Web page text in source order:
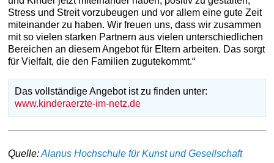
Stress und Streit vorzubeugen und vor allem eine gute Zeit
miteinander zu haben. Wir freuen uns, dass wir zusammen
mit so vielen starken Partnern aus vielen unterschiedlichen
Bereichen an diesem Angebot für Eltern arbeiten. Das sorgt
für Vielfalt, die den Familien zugutekommt.“
Das vollständige Angebot ist zu finden unter:
www.kinderaerzte-im-netz.de
Quelle:Alanus Hochschule für Kunst und Gesellschaft